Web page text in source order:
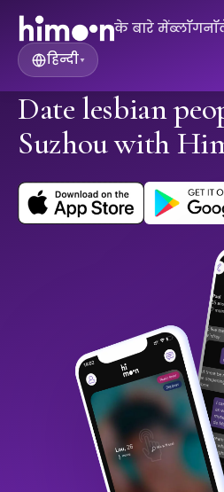
के बारे मेंब्लॉग
हिन्दी▾
Date lesbian
Suzhou with